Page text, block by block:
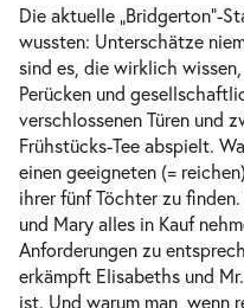
Mi. 10.02.2027
18:00–20:35 Uhr
Stolz und
Do. 11.02.2027
10:30–13:05 Uhr
Die aktuelle „Bridgerton“-
wussten: Unterschätze
sind es, die wirklich
Perücken und
verschlossenen Türen und
Frühstücks-Tee abspielt.
einen geeigneten (=
ihrer fünf Töchter zu
und Mary alles in Kauf
Anforderungen zu
erkämpft Elisabeths und
ist. Und warum man, wenn